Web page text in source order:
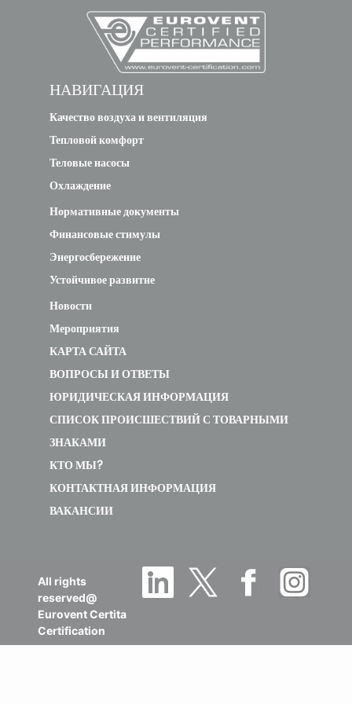
НАВИГАЦИЯ
Качество воздуха и вентиляция
Тепловой комфорт
Теловые насосы
Охлаждение
Нормативные документы
Финансовые стимулы
Энергосбережение
Устойчивое развитие
Новости
Мероприятия
КАРТА САЙТА
ВОПРОСЫ И ОТВЕТЫ
ЮРИДИЧЕСКАЯ ИНФОРМАЦИЯ
СПИСОК ПРОИСШЕСТВИЙ С ТОВАРНЫМИ
ЗНАКАМИ
КТО МЫ?
КОНТАКТНАЯ ИНФОРМАЦИЯ
ВАКАНСИИ
All rights
reserved@
Eurovent Certita
Certification